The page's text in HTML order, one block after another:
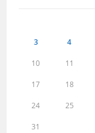
3 4
10 11
17 18
24 25
31